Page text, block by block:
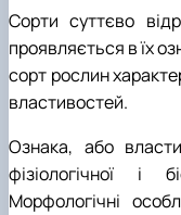
Сорти суттєво
проявляється в їх
сорт рослин
властивостей.
Ознака, або
фізіологічної і
Морфологічні